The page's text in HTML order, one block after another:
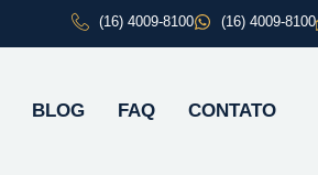
(16) 4009-8100 (16) 4009-8100
BLOG FAQ CONTATO